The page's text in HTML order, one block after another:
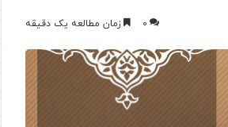
0 زمان مطالعه یک دقیقه